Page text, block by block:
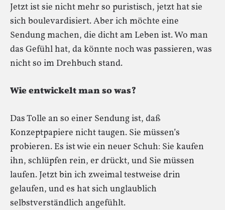
Jetzt ist sie nicht mehr so puristisch, jetzt hat sie
sich boulevardisiert. Aber ich möchte eine
Sendung machen, die dicht am Leben ist. Wo man
das Gefühl hat, da könnte noch was passieren, was
nicht so im Drehbuch stand.
Wie entwickelt man so was?
Das Tolle an so einer Sendung ist, daß
Konzeptpapiere nicht taugen. Sie müssen’s
probieren. Es ist wie ein neuer Schuh: Sie kaufen
ihn, schlüpfen rein, er drückt, und Sie müssen
laufen. Jetzt bin ich zweimal testweise drin
gelaufen, und es hat sich unglaublich
selbstverständlich angefühlt.